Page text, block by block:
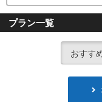
プラン一覧
おすす